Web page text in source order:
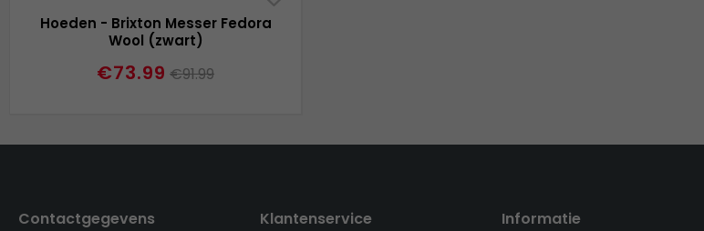
Hoeden - Brixton Messer Fedora
Wool (zwart)
€73.99 €91.99
Contactgegevens Klantenservice Informatie